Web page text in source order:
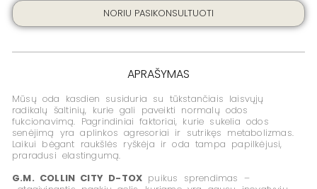
NORIU PASIKONSULTUOTI
APRAŠYMAS
Mūsų oda kasdien susiduria su tūkstančiais laisvųjų
radikalų šaltinių, kurie gali paveikti normalų odos
fukcionavimą. Pagrindiniai faktoriai, kurie sukelia odos
senėjimą yra aplinkos agresoriai ir sutrikęs metabolizmas.
Laikui bėgant raukšlės ryškėja ir oda tampa papilkėjusi,
praradusi elastingumą.
G.M. COLLIN CITY D-TOX puikus sprendimas –